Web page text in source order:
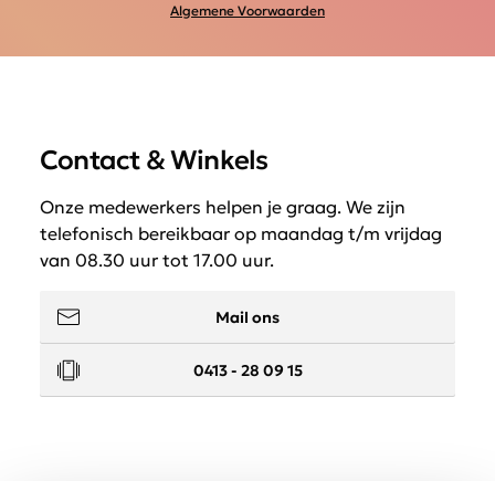
Algemene Voorwaarden
Contact & Winkels
Onze medewerkers helpen je graag. We zijn
telefonisch bereikbaar op maandag t/m vrijdag
van 08.30 uur tot 17.00 uur.
Mail ons
0413 - 28 09 15